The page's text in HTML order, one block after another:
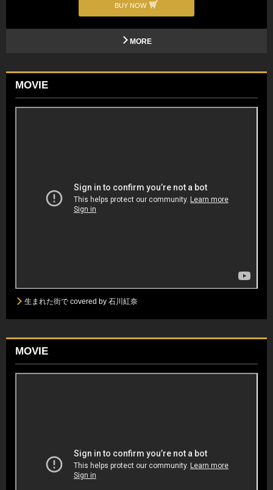
BUY NOW
MORE
MOVIE
生まれた街で covered by 石川紅奈
MOVIE